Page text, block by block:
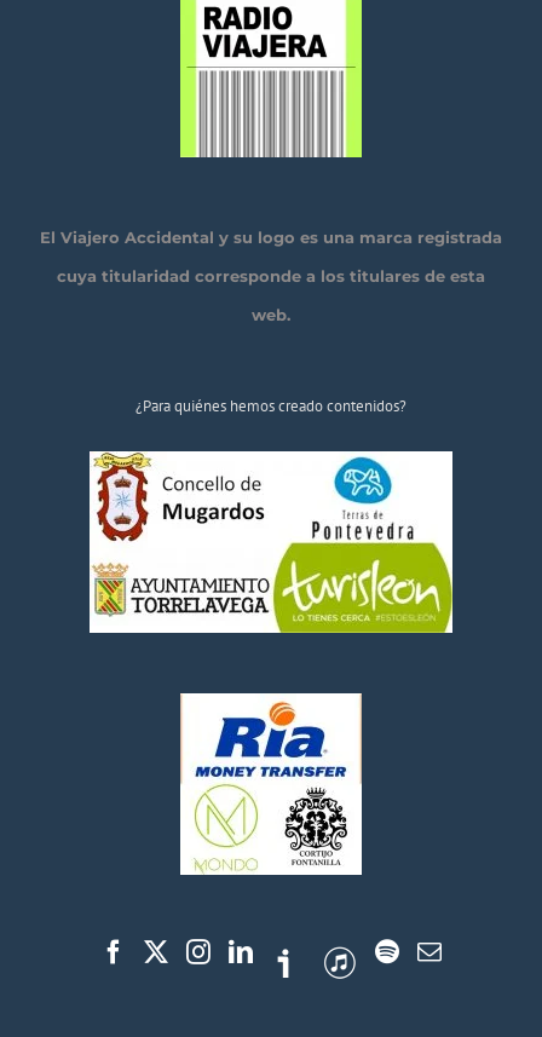
El Viajero Accidental y su logo es una marca registrada
cuya titularidad corresponde a los titulares de esta
web.
¿Para quiénes hemos creado contenidos?